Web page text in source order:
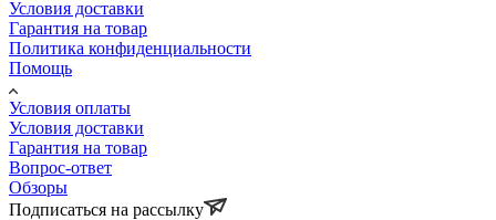
Условия доставки
Гарантия на товар
Политика конфиденциальности
Помощь
Условия оплаты
Условия доставки
Гарантия на товар
Вопрос-ответ
Обзоры
Подписаться на рассылку